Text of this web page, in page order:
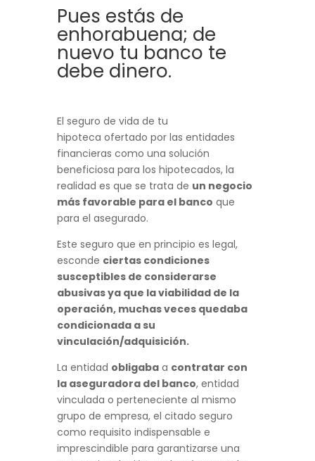
Pues estás de
enhorabuena; de
nuevo tu banco te
debe dinero.
El seguro de vida de tu
hipoteca ofertado por las entidades
financieras como una solución
beneficiosa para los hipotecados, la
realidad es que se trata de un negocio
más favorable para el banco que
para el asegurado.
Este seguro que en principio es legal,
esconde ciertas condiciones
susceptibles de considerarse
abusivas ya que la viabilidad de la
operación, muchas veces quedaba
condicionada a su
vinculación/adquisición.
La entidad obligaba a contratar con
la aseguradora del banco, entidad
vinculada o perteneciente al mismo
grupo de empresa, el citado seguro
como requisito indispensable e
imprescindible para garantizarse una